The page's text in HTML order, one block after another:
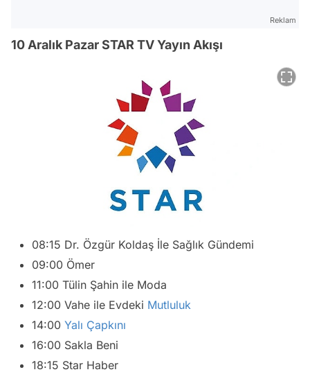
Reklam
10 Aralık Pazar STAR TV Yayın Akışı
08:15 Dr. Özgür Koldaş İle Sağlık Gündemi
09:00 Ömer
11:00 Tülin Şahin ile Moda
12:00 Vahe ile Evdeki Mutluluk
14:00 Yalı Çapkını
16:00 Sakla Beni
18:15 Star Haber